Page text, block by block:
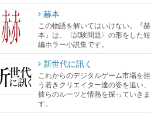
赫本
この物語を解いてはいけない。『赫
本』は、〈試験問題〉の形をした短
編ホラー小説集です。
新世代に訊く
これからのデジタルゲーム市場を担
う若きクリエイター達の姿を追い、
彼らのルーツと情熱を探っていきま
す。